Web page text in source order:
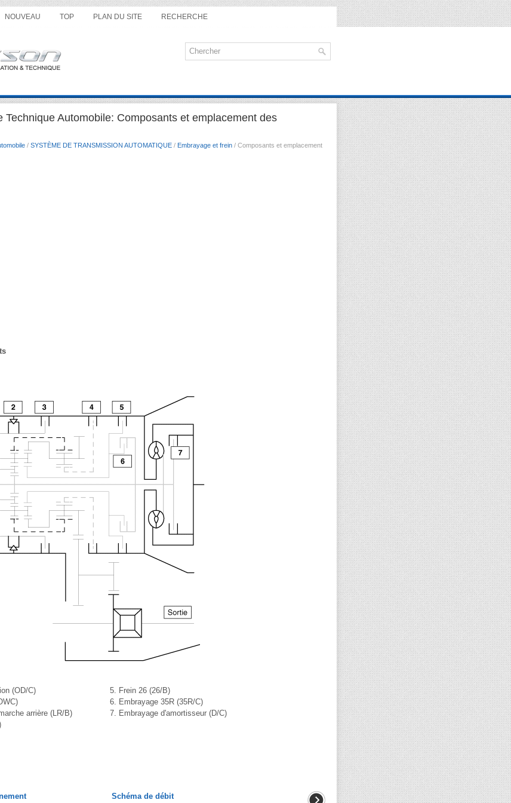
NOUVEAU TOP PLAN DU SITE RECHERCHE
Technique Automobile: Composants et emplacement des
/ SYSTÈME DE TRANSMISSION AUTOMATIQUE / Embrayage et frein / Composants et emplacement
(OD/C)
arrière (LR/B)
5. Frein 26 (26/B)
6. Embrayage 35R (35R/C)
7. Embrayage d'amortisseur (D/C)
Schéma de débit